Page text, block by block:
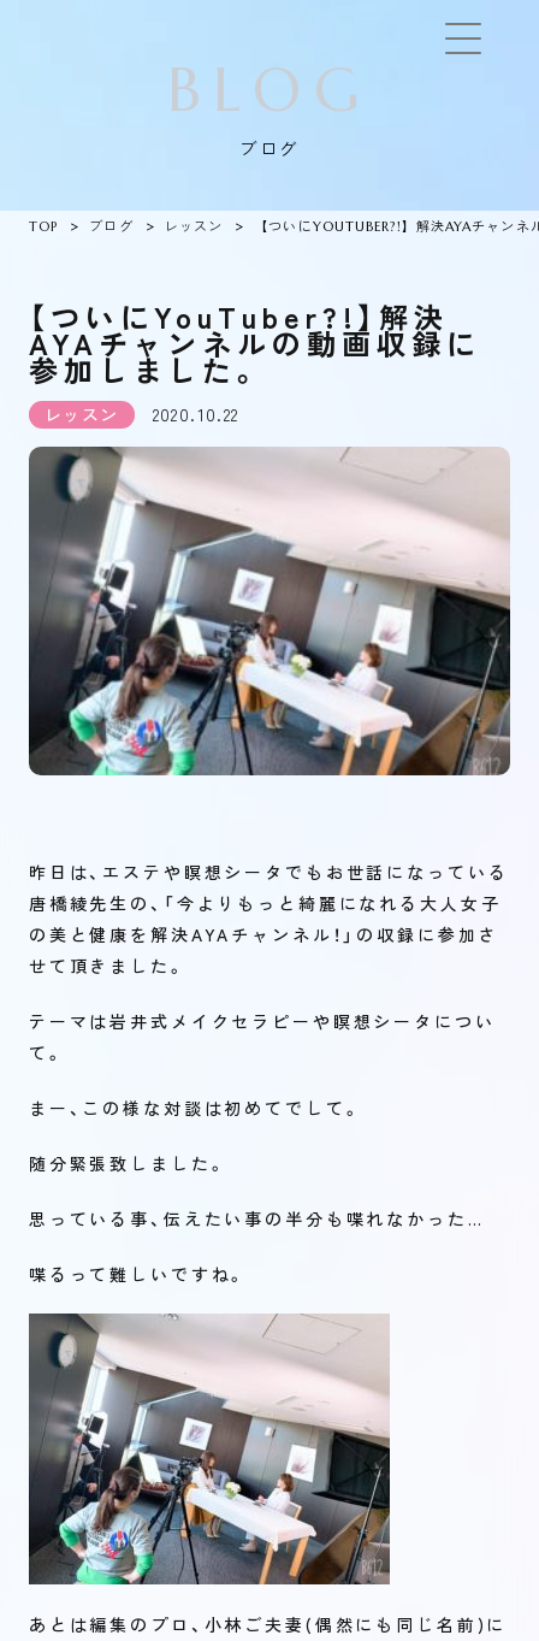
BLOG
ブログ
TOP ブログ レッスン 【ついにYOUTUBER?!】解決AYAチャン
【ついにYouTuber?!】解決
AYAチャンネルの動画収録に
参加しました。
レッスン 2020.10.22
昨日は、エステや瞑想シータでもお世話になっている
唐橋綾先生の、「今よりもっと綺麗になれる大人女子
の美と健康を解決AYAチャンネル！」の収録に参加さ
せて頂きました。
テーマは岩井式メイクセラピーや瞑想シータについ
て。
まー、この様な対談は初めてでして。
随分緊張致しました。
思っている事、伝えたい事の半分も喋れなかった…
喋るって難しいですね。
あとは編集のプロ、小林ご夫妻(偶然にも同じ名前)に